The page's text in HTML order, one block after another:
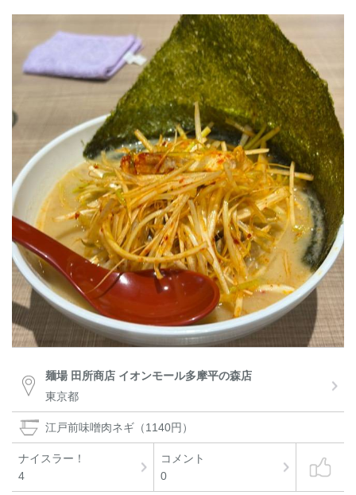
麺場 田所商店 イオンモール多摩平の森店
東京都
江戸前味噌肉ネギ（1140円）
ナイスラー！
4
コメント
0